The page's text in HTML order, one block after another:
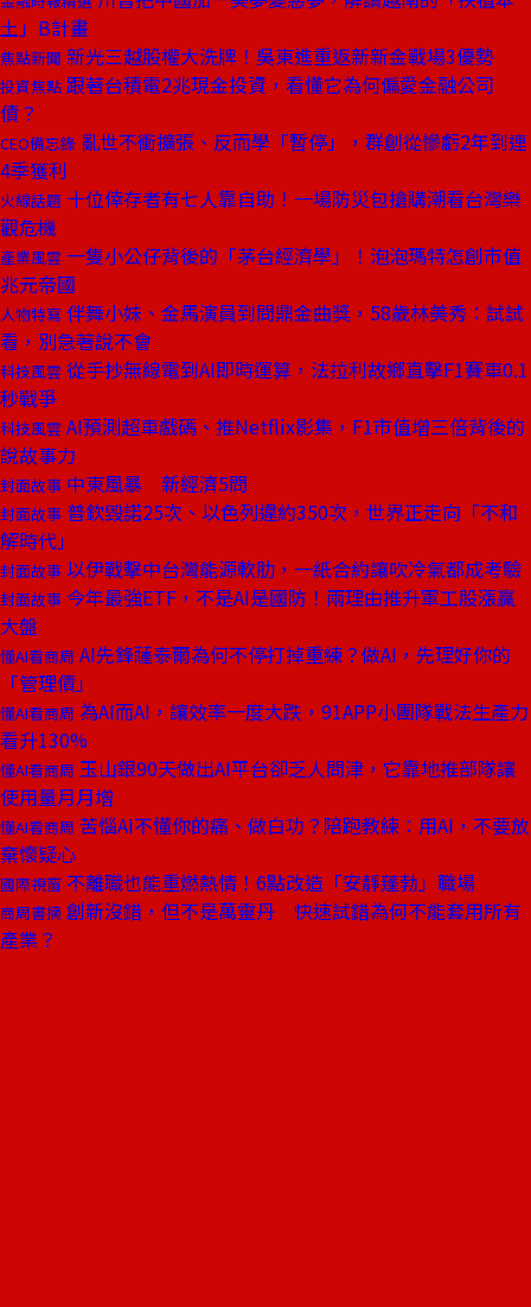
土」B計畫
焦點新聞 新光三越股權大洗牌！吳東進重返新新金戰場3優勢
投資焦點 跟著台積電2兆現金投資，看懂它為何偏愛金融公司
債？
CEO備忘錄 亂世不衝擴張、反而學「暫停」，群創從慘虧2年到連
4季獲利
火線話題 十位倖存者有七人靠自助！一場防災包搶購潮看台灣樂
觀危機
產業風雲 一隻小公仔背後的「茅台經濟學」！泡泡瑪特怎創市值
兆元帝國
人物特寫 伴舞小妹、金馬演員到問鼎金曲獎，58歲林美秀：試試
看，別急著說不會
科技風雲 從手抄無線電到AI即時運算，法拉利故鄉直擊F1賽車0.1
秒戰爭
科技風雲 AI預測超車戲碼、推Netflix影集，F1市值增三倍背後的
說故事力
封面故事 中東風暴 新經濟5問
封面故事 普欽毀諾25次、以色列違約350次，世界正走向「不和
解時代」
封面故事 以伊戰擊中台灣能源軟肋，一紙合約讓吹冷氣都成考驗
封面故事 今年最強ETF，不是AI是國防！兩理由推升軍工股漲贏
大盤
懂AI看商周 AI先鋒薩泰爾為何不停打掉重練？做AI，先理好你的
「管理債」
懂AI看商周 為AI而AI，讓效率一度大跌，91APP小團隊戰法生產力
看升130%
懂AI看商周 玉山銀90天做出AI平台卻乏人問津，它靠地推部隊讓
使用量月月增
懂AI看商周 苦惱AI不懂你的痛、做白功？陪跑教練：用AI，不要放
棄懷疑心
國際視窗 不離職也能重燃熱情！6點改造「安靜蓬勃」職場
商周書摘 創新沒錯，但不是萬靈丹 快速試錯為何不能套用所有
產業？